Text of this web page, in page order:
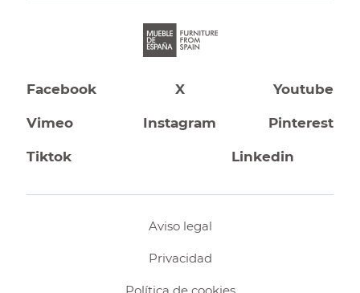
Facebook X Youtube
Vimeo Instagram Pinterest
Tiktok Linkedin
Aviso legal
Privacidad